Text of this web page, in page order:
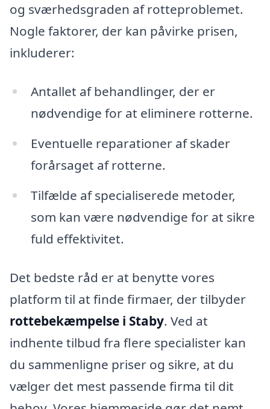
og sværhedsgraden af rotteproblemet.
Nogle faktorer, der kan påvirke prisen,
inkluderer:
Antallet af behandlinger, der er
nødvendige for at eliminere rotterne.
Eventuelle reparationer af skader
forårsaget af rotterne.
Tilfælde af specialiserede metoder,
som kan være nødvendige for at sikre
fuld effektivitet.
Det bedste råd er at benytte vores
platform til at finde firmaer, der tilbyder
rottebekæmpelse i Staby. Ved at
indhente tilbud fra flere specialister kan
du sammenligne priser og sikre, at du
vælger det mest passende firma til dit